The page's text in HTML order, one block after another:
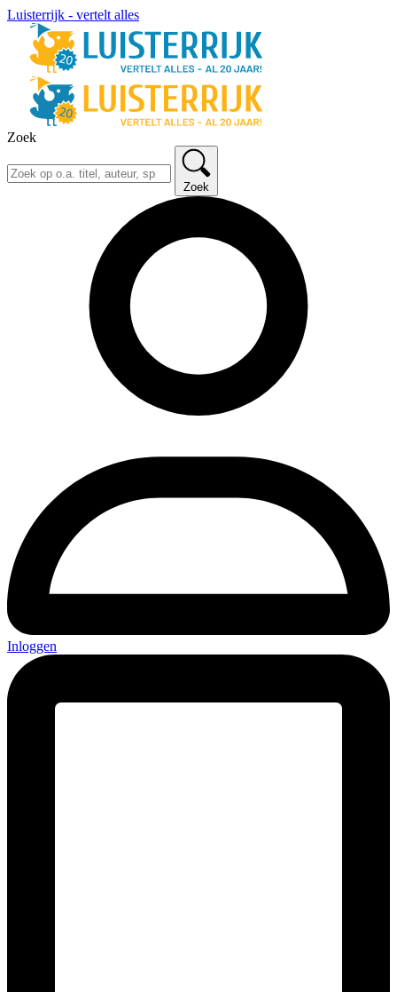
Luisterrijk - vertelt alles
Zoek
Zoek
Inloggen